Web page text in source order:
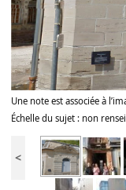
Une note est associée à
Échelle du sujet : non
<